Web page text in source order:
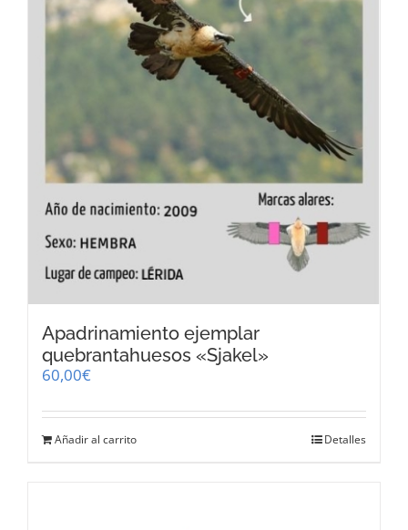
Apadrinamiento ejemplar
quebrantahuesos «Sjakel»
60,00€
Añadir al carrito Detalles